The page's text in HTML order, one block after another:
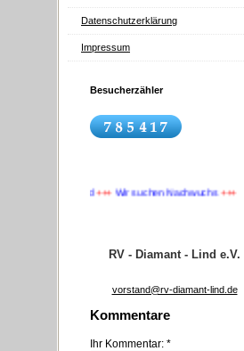
Datenschutzerklärung
Impressum
Besucherzähler
+++Wir suchen Nachwuchs+++
RV - Diamant - Lind e.V.
vorstand@rv-diamant-lind.de
Kommentare
Ihr Kommentar: *